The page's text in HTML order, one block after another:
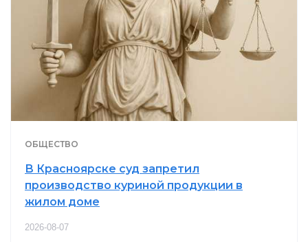
ОБЩЕСТВО
В Красноярске суд запретил
производство куриной продукции в
жилом доме
2026-08-07